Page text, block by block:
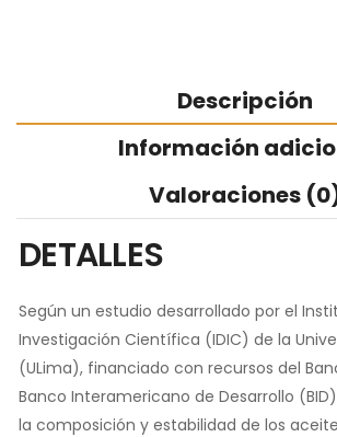
Descripción
Información
Valoraciones
DETALLES
Según un estudio desarrollado por el
Investigación Científica (IDIC) de la
(ULima), financiado con recursos del
Banco Interamericano de Desarrollo
la composición y estabilidad de los